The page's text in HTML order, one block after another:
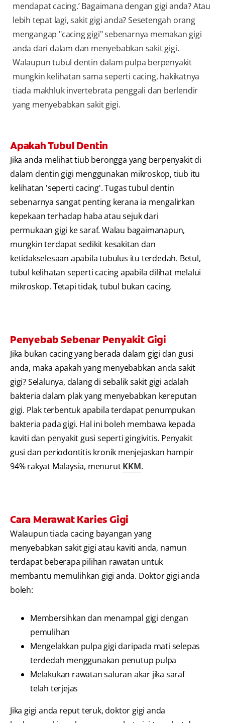
mendapat cacing.’ Bagaimana dengan gigi anda? Atau
lebih tepat lagi, sakit gigi anda? Sesetengah orang
mengangap "cacing gigi" sebenarnya memakan gigi
anda dari dalam dan menyebabkan sakit gigi.
Walaupun tubul dentin dalam pulpa berpenyakit
mungkin kelihatan sama seperti cacing, hakikatnya
tiada makhluk invertebrata penggali dan berlendir
yang menyebabkan sakit gigi.
Apakah Tubul Dentin
Jika anda melihat tiub berongga yang berpenyakit di
dalam dentin gigi menggunakan mikroskop, tiub itu
kelihatan 'seperti cacing'. Tugas tubul dentin
sebenarnya sangat penting kerana ia mengalirkan
kepekaan terhadap haba atau sejuk dari
permukaan gigi ke saraf. Walau bagaimanapun,
mungkin terdapat sedikit kesakitan dan
ketidakselesaan apabila tubulus itu terdedah. Betul,
tubul kelihatan seperti cacing apabila dilihat melalui
mikroskop. Tetapi tidak, tubul bukan cacing.
Penyebab Sebenar Penyakit Gigi
Jika bukan cacing yang berada dalam gigi dan gusi
anda, maka apakah yang menyebabkan anda sakit
gigi? Selalunya, dalang di sebalik sakit gigi adalah
bakteria dalam plak yang menyebabkan kereputan
gigi. Plak terbentuk apabila terdapat penumpukan
bakteria pada gigi. Hal ini boleh membawa kepada
kaviti dan penyakit gusi seperti gingivitis. Penyakit
gusi dan periodontitis kronik menjejaskan hampir
94% rakyat Malaysia, menurutKKM.
Cara Merawat Karies Gigi
Walaupun tiada cacing bayangan yang
menyebabkan sakit gigi atau kaviti anda, namun
terdapat beberapa pilihan rawatan untuk
membantu memulihkan gigi anda. Doktor gigi anda
boleh:
Membersihkan dan menampal gigi dengan
pemulihan
Mengelakkan pulpa gigi daripada mati selepas
terdedah menggunakan penutup pulpa
Melakukan rawatan saluran akar jika saraf
telah terjejas
Jika gigi anda reput teruk, doktor gigi anda